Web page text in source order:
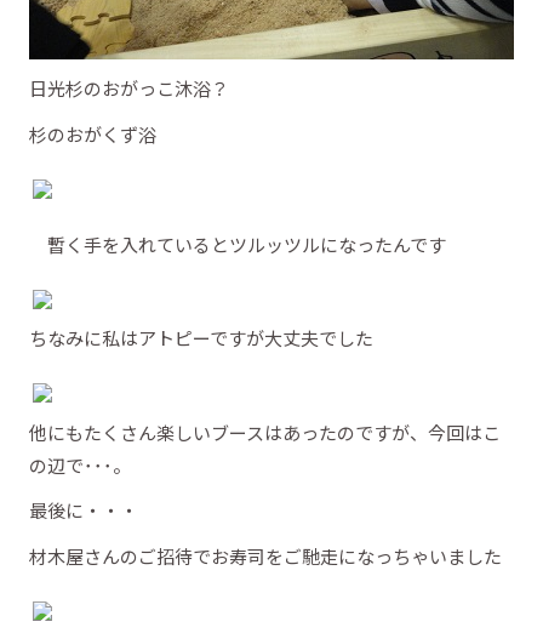
日光杉のおがっこ沐浴？
杉のおがくず浴
暫く手を入れているとツルッツルになったんです
ちなみに私はアトピーですが大丈夫でした
他にもたくさん楽しいブースはあったのですが、今回はこ
の辺で･･･。
最後に・・・
材木屋さんのご招待でお寿司をご馳走になっちゃいました